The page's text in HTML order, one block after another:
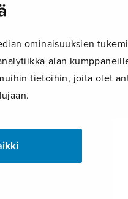
ominaisuuksien
alan
tietoihin, joita olet